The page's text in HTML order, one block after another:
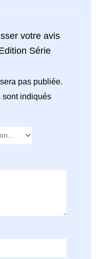
votre avis
Série
pas publiée.
sont indiqués